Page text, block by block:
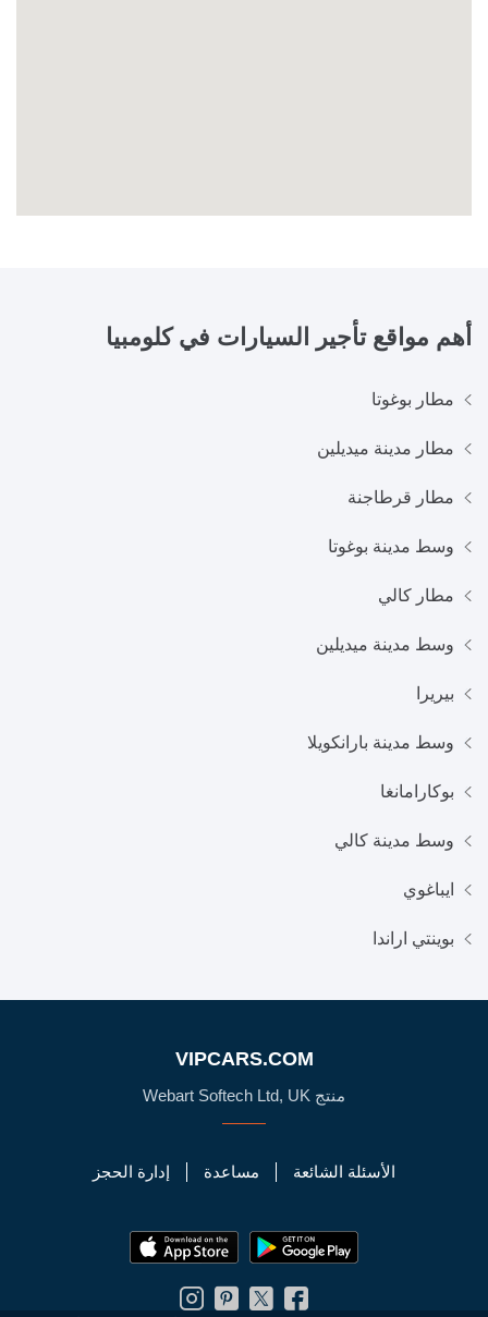
أهم مواقع تأجير السيارات فيكلومبيا
مطار بوغوتا
مطار مدينة ميديلين
مطار قرطاجنة
وسط مدينة بوغوتا
مطار كالي
وسط مدينة ميديلين
بيريرا
وسط مدينة بارانكويلا
بوكارامانغا
وسط مدينة كالي
ايباغوي
بوينتي اراندا
VIPCARS.COM
منتج Webart Softech Ltd, UK
الأسئلة الشائعة مساعدة إدارة الحجز